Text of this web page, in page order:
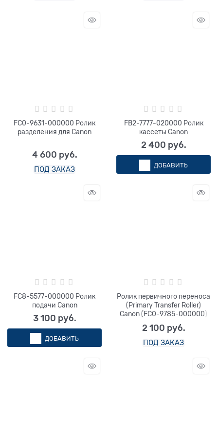
FC0-9631-000000 Ролик
разделения для Canon
4 600 руб.
ПОД ЗАКАЗ
FB2-7777-020000 Ролик
кассеты Canon
2 400 руб.
ДОБАВИТЬ
FC8-5577-000000 Ролик
подачи Canon
3 100 руб.
ДОБАВИТЬ
Ролик первичного переноса
(Primary Transfer Roller)
Canon (FC0-9785-000000)
2 100 руб.
ПОД ЗАКАЗ